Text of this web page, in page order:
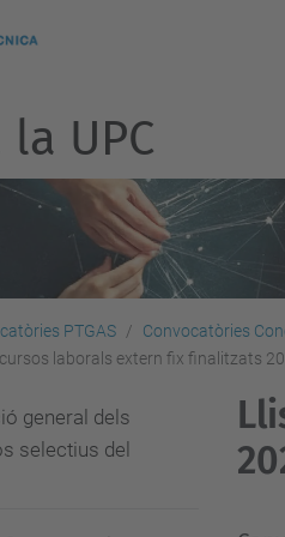
UPC
PTGAS Convocatòries
laborals extern fix finalitzats
general dels
selectius del